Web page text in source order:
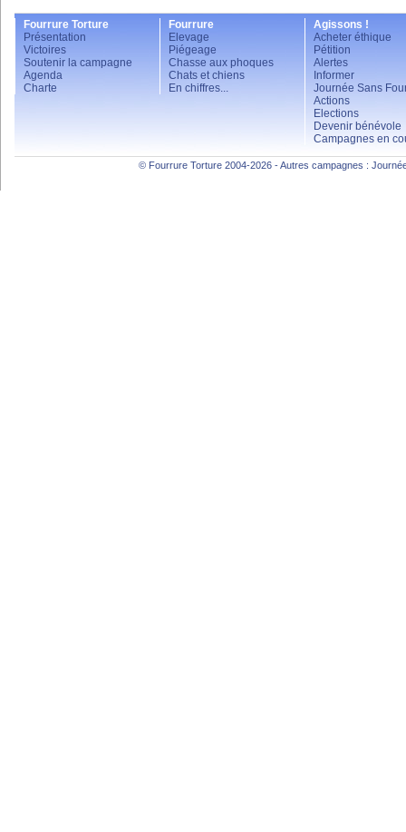
Fourrure Torture
Présentation
Victoires
Soutenir la campagne
Agenda
Charte
Fourrure
Elevage
Piégeage
Chasse aux phoques
Chats et chiens
En chiffres...
Agissons !
Acheter éthique
Pétition
Alertes
Informer
Journée Sans
Actions
Elections
Devenir bénévole
Campagnes en
© Fourrure Torture 2004-2026 - Autres campagnes :